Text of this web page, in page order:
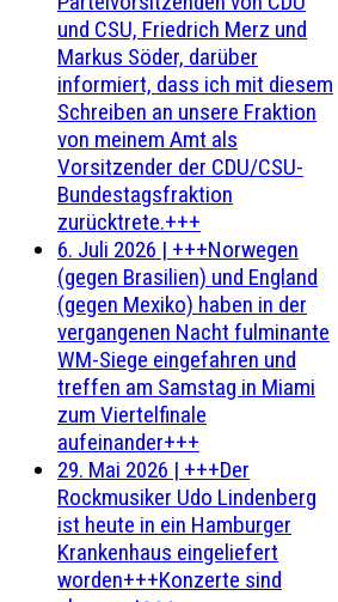
und CSU, Friedrich Merz und
Markus Söder, darüber
informiert, dass ich mit diesem
Schreiben an unsere Fraktion
von meinem Amt als
Vorsitzender der CDU/CSU-
Bundestagsfraktion
zurücktrete.+++
6. Juli 2026 | +++Norwegen
(gegen Brasilien) und England
(gegen Mexiko) haben in der
vergangenen Nacht fulminante
WM-Siege eingefahren und
treffen am Samstag in Miami
zum Viertelfinale
aufeinander+++
29. Mai 2026 | +++Der
Rockmusiker Udo Lindenberg
ist heute in ein Hamburger
Krankenhaus eingeliefert
worden+++Konzerte sind